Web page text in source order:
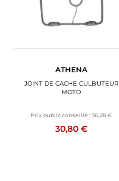
ATHENA
JOINT DE CACHE CULBUTEUR
MOTO
Prix public conseillé :36,28 €
30,80 €